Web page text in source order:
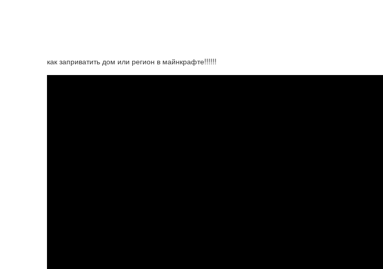
как заприватить дом или регион в майнкрафте!!!!!!